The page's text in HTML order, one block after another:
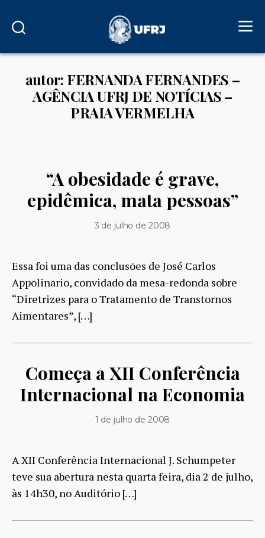
autor: FERNANDA FERNANDES –
AGÊNCIA UFRJ DE NOTÍCIAS –
PRAIA VERMELHA
“A obesidade é grave,
epidêmica, mata pessoas”
3 de julho de 2008
Essa foi uma das conclusões de José Carlos
Appolinario, convidado da mesa-redonda sobre
“Diretrizes para o Tratamento de Transtornos
Aimentares”, […]
Começa a XII Conferência
Internacional na Economia
1 de julho de 2008
A XII Conferência Internacional J. Schumpeter
teve sua abertura nesta quarta feira, dia 2 de julho,
às 14h30, no Auditório […]